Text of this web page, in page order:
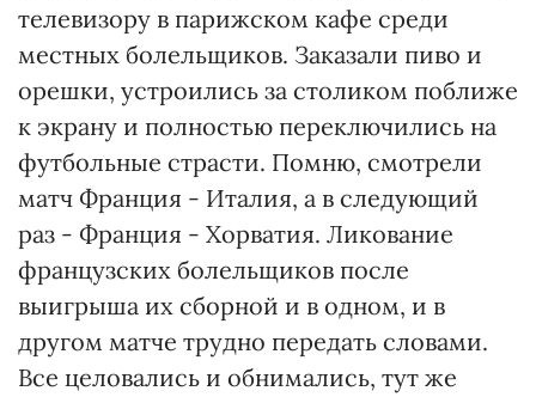
телевизору в парижском кафе среди
местных болельщиков. Заказали пиво и
орешки, устроились за столиком поближе
к экрану и полностью переключились на
футбольные страсти. Помню, смотрели
матч Франция - Италия, а в следующий
раз - Франция - Хорватия. Ликование
французских болельщиков после
выигрыша их сборной и в одном, и в
другом матче трудно передать словами.
Все целовались и обнимались, тут же